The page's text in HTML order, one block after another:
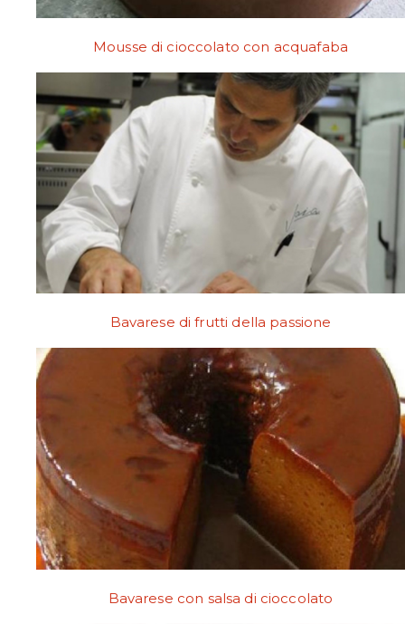
Mousse di cioccolato con acquafaba
Bavarese di frutti della passione
Bavarese con salsa di cioccolato